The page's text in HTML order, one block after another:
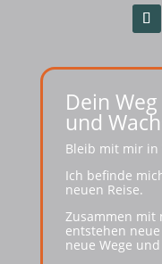
Dein
und
Bleib mit mir in
Ich befinde
neuen Reise.
Zusammen mit
entstehen
neue Wege